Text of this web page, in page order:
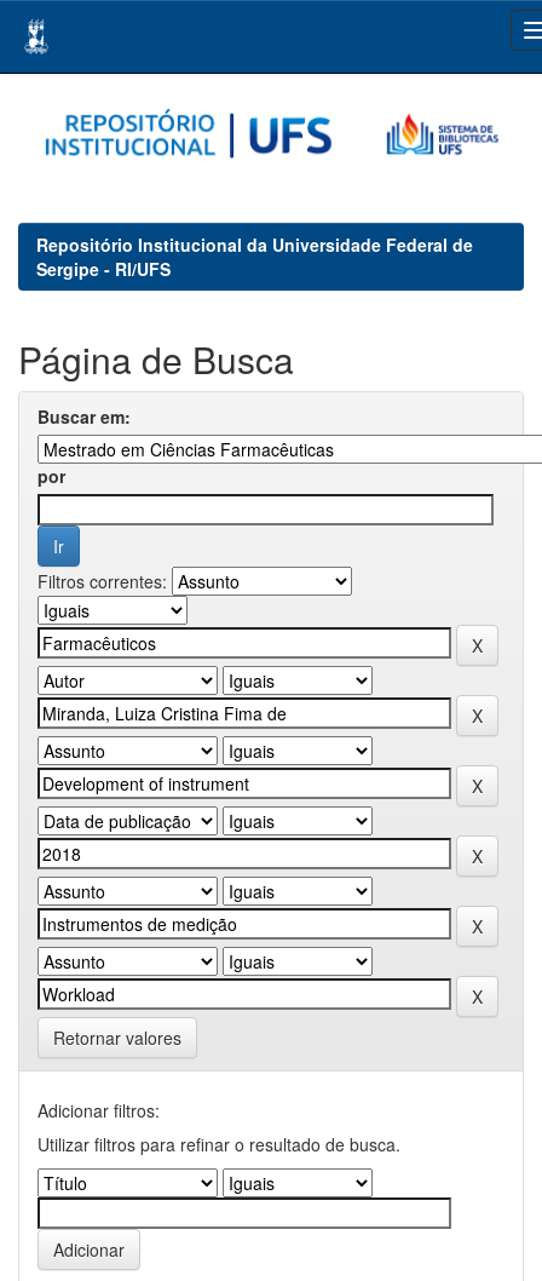
navigation
Repositório Institucional da Universidade Federal de
Sergipe - RI/UFS
Página de Busca
Buscar em:
por
Filtros correntes:
Retornar valores
Adicionar filtros:
Utilizar filtros para refinar o resultado de busca.